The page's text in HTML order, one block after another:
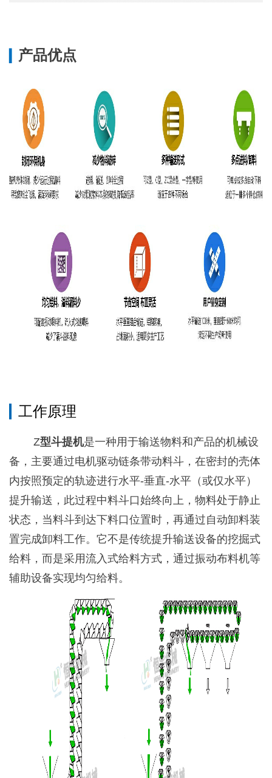
产品优点
工作原理
Z型斗提机是一种用于输送物料和产品的机械设
备，主要通过电机驱动链条带动料斗，在密封的壳体
内按照预定的轨迹进行水平-垂直-水平（或仅水平）
提升输送，此过程中料斗口始终向上，物料处于静止
状态，当料斗到达下料口位置时，再通过自动卸料装
置完成卸料工作。它不是传统提升输送设备的挖掘式
给料，而是采用流入式给料方式，通过振动布料机等
辅助设备实现均匀给料。